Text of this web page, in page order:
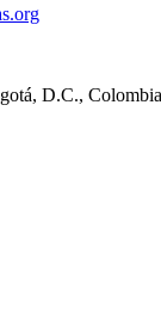
D.C., Colombia